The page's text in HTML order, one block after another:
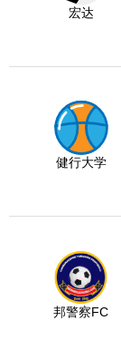
宏达
健行大学
邦警察FC